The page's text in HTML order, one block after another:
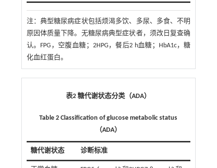
注： 典型糖尿病症状包括烦渴多饮、多尿、多食、不明
原因体质量下降。无糖尿病典型症状者，须改日复查确
认。FPG，空腹血糖；2HPG，餐后2 h血糖；HbA1c，糖
化血红蛋白。
表2 糖代谢状态分类（ADA）
Table 2 Classification of glucose metabolic status
（ADA）
糖代谢状态 诊断标准